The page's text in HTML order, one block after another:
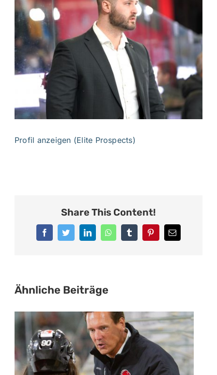
IMPRESSUM
English
Profil anzeigen (Elite Prospects)
Share This Content!
FacebookTwitterLinkedInWhatsAppTumblrPinterest
E-
Mail
Ähnliche Beiträge